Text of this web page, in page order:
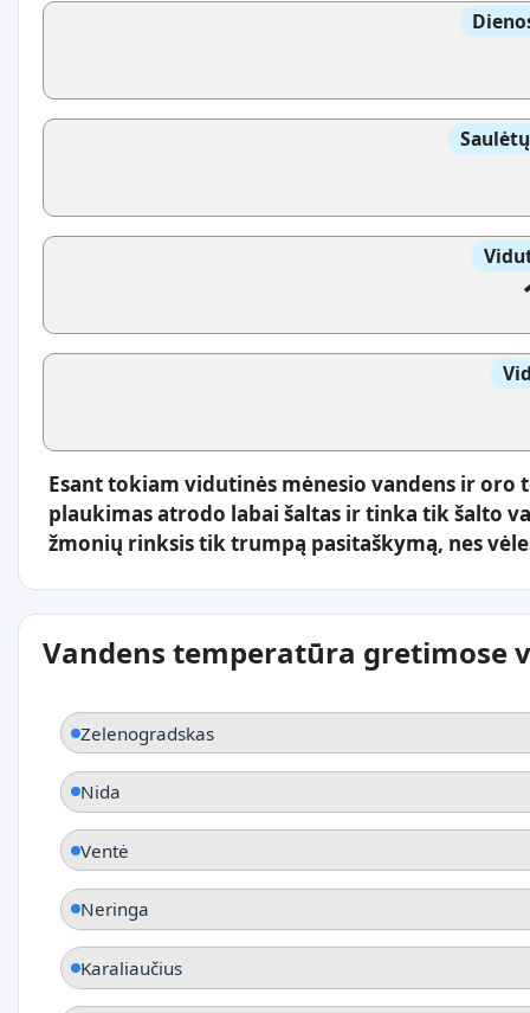
Esant tokiam vidutinės mėnesio vandens ir
plaukimas atrodo labai šaltas ir tinka tik šalto
žmonių rinksis tik trumpą pasitaškymą, nes
Vandens temperatūra gretimose
Zelenogradskas
Nida
Ventė
Neringa
Karaliaučius